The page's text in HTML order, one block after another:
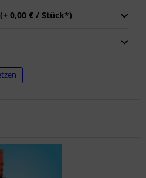
0,00 € / Stück*)